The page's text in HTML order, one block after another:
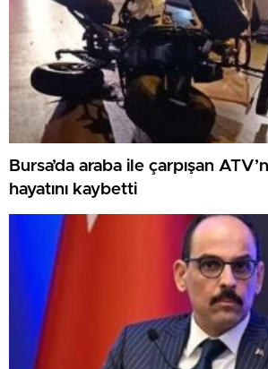
Bursa’da araba ile çarpışan
hayatını kaybetti